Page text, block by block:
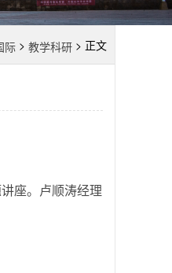
际 > 教学科研 > 正文
座。卢顺涛经理